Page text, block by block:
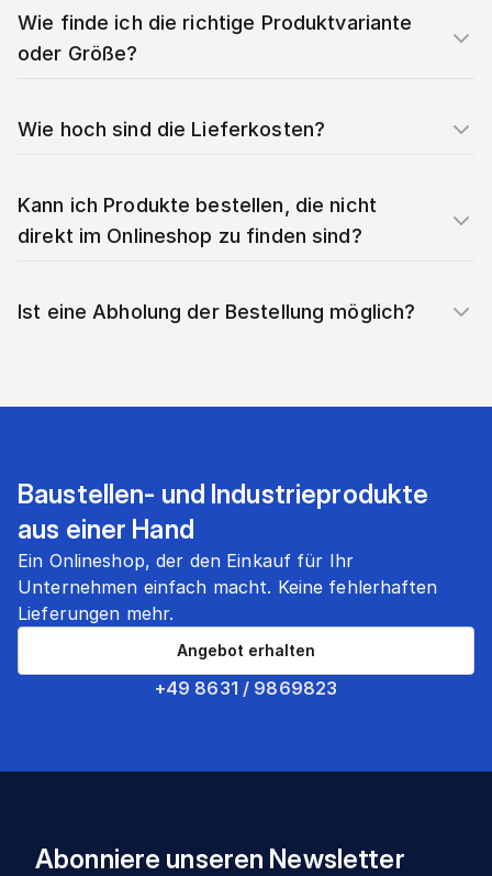
Wie finde ich die richtige Produktvariante
oder Größe?
Wie hoch sind die Lieferkosten?
Kann ich Produkte bestellen, die nicht
direkt im Onlineshop zu finden sind?
Ist eine Abholung der Bestellung möglich?
Baustellen- und Industrieprodukte
aus einer Hand
Ein Onlineshop, der den Einkauf für Ihr
Unternehmen einfach macht. Keine fehlerhaften
Lieferungen mehr.
+49 8631 / 9869823
Angebot erhalten
Abonniere unseren Newsletter